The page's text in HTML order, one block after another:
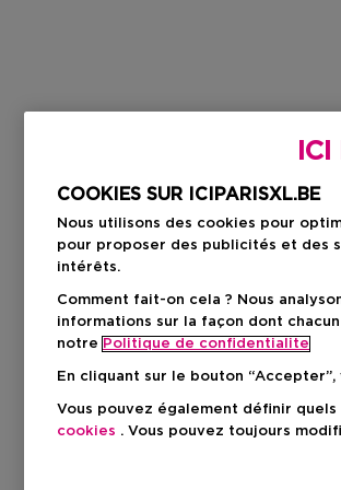
COOKIES SUR ICIPARISXL.BE
Nous utilisons des cookies pour
pour proposer des publicités et des
intérêts.
Comment fait-on cela ? Nous
informations sur la façon dont
notre Politique de confidentialite
En cliquant sur le bouton
Vous pouvez également définir
cookies . Vous pouvez toujours